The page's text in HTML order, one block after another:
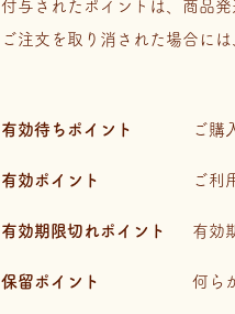
付与されたポイントは、商品発
ご注文を取り消された場合に
有効待ちポイント ご購
有効ポイント ご利
有効期限切れポイント 有効
保留ポイント 何ら